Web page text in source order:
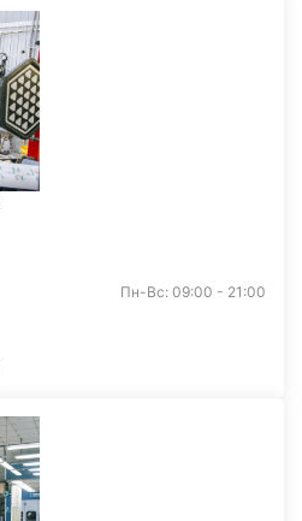
Пн-Вс: 09:00 - 21:00